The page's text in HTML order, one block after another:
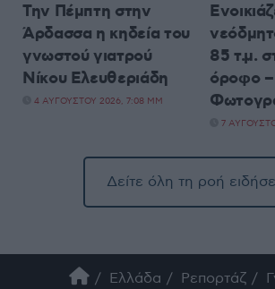
Την Πέμπτη στην
Άρδασσα η κηδεία του
γνωστού γιατρού
Νίκου Ελευθεριάδη
4 ΑΥΓΟΎΣΤΟΥ 2026, 7:08 ΜΜ
85 τ.μ.
όροφο –
7
Δείτε όλη τη ροή
Ελλάδα Ρεπορτάζ